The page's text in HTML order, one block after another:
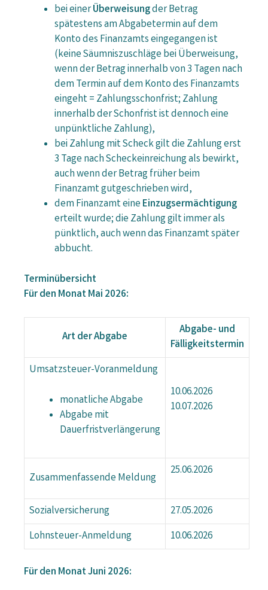
bei einerÜberweisungder Betrag
spätestens am Abgabetermin auf dem
Konto des Finanzamts eingegangen ist
(keine Säumniszuschläge bei Überweisung,
wenn der Betrag innerhalb von 3 Tagen nach
dem Termin auf dem Konto des Finanzamts
eingeht = Zahlungsschonfrist; Zahlung
innerhalb der Schonfrist ist dennoch eine
unpünktliche Zahlung),
bei Zahlung mit Scheck gilt die Zahlung erst
3 Tage nach Scheckeinreichung als bewirkt,
auch wenn der Betrag früher beim
Finanzamt gutgeschrieben wird,
dem Finanzamt eine Einzugsermächtigung
erteilt wurde; die Zahlung gilt immer als
pünktlich, auch wenn das Finanzamt später
abbucht.
Terminübersicht
Für den Monat Mai 2026:
Art der Abgabe
Abgabe- und
Fälligkeitstermin
Umsatzsteuer-Voranmeldung
monatliche Abgabe
Abgabe mit
Dauerfristverlängerung
10.06.2026
10.07.2026
Zusammenfassende Meldung
25.06.2026
Sozialversicherung
27.05.2026
Lohnsteuer-Anmeldung
10.06.2026
Für den Monat Juni 2026: